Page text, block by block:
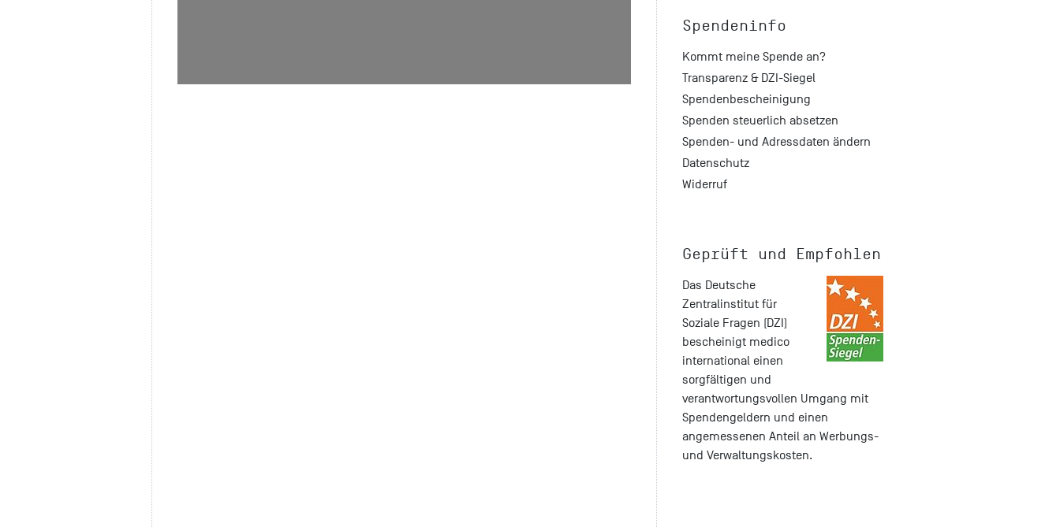
Spendeninfo
Kommt meine Spende an?
Transparenz & DZI-Siegel
Spendenbescheinigung
Spenden steuerlich absetzen
Spenden- und Adressdaten ändern
Datenschutz
Widerruf
Geprüft und Empfohlen
Das Deutsche
Zentralinstitut für
Soziale Fragen (DZI)
bescheinigt medico
international einen
sorgfältigen und
verantwortungsvollen Umgang mit
Spendengeldern und einen
angemessenen Anteil an Werbungs-
und Verwaltungskosten.